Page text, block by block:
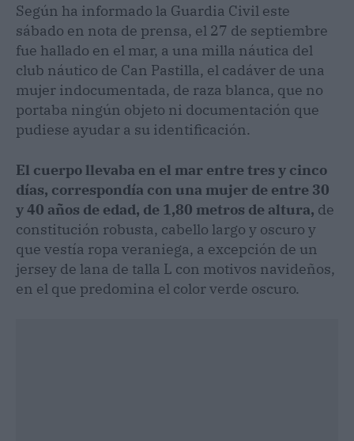
Según ha informado la Guardia Civil este
sábado en nota de prensa, el 27 de septiembre
fue hallado en el mar, a una milla náutica del
club náutico de Can Pastilla, el cadáver de una
mujer indocumentada, de raza blanca, que no
portaba ningún objeto ni documentación que
pudiese ayudar a su identificación.
El cuerpo llevaba en el mar entre tres y cinco
días, correspondía con una mujer de entre 30
y 40 años de edad, de 1,80 metros de altura, de
constitución robusta, cabello largo y oscuro y
que vestía ropa veraniega, a excepción de un
jersey de lana de talla L con motivos navideños,
en el que predomina el color verde oscuro.